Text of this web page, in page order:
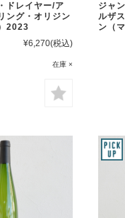
ドレイヤー/ア
ング・オリジン
2023
¥6,270(税込)
在庫 ×
ジャ
ルザ
ン（